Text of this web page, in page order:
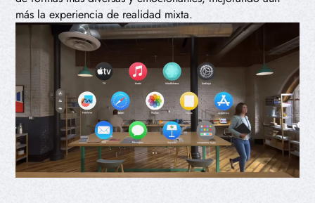
más la experiencia de realidad mixta.